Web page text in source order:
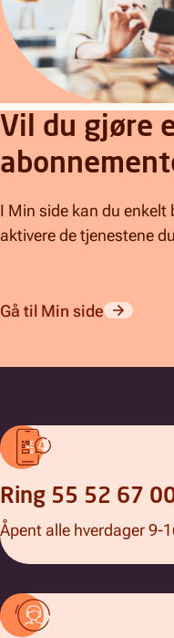
Vil du gjøre
I Min side kan du enkelt
aktivere de tjenestene
Gå til Min side
Ring 55 52 67
Åpent alle hverdager 9-